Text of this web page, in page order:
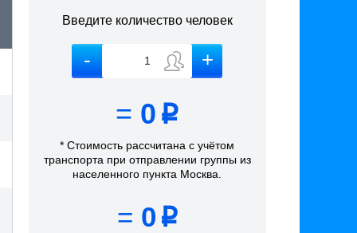
Введите количество человек
= 0 p
* Стоимость рассчитанас учётом
транспорта при отправлении группы из
населенного пункта Москва
= 0 p